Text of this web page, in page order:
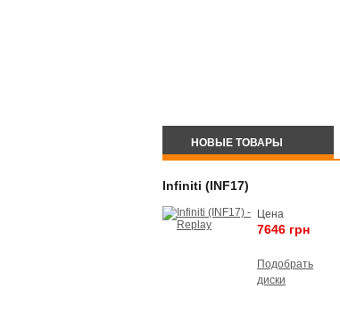
НОВЫЕ ТОВАРЫ
Infiniti (INF17)
Цена
7646 грн
Подобрать
диски